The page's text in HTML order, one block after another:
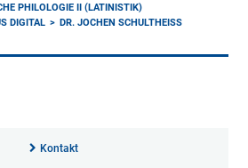
PHILOLOGIE II (LATINISTIK)
DIGITAL
DR. JOCHEN SCHULTHEISS
Kontakt